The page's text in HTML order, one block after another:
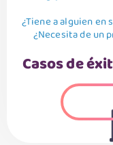
¿Tiene a alguien en
¿Necesita de un
Casos de